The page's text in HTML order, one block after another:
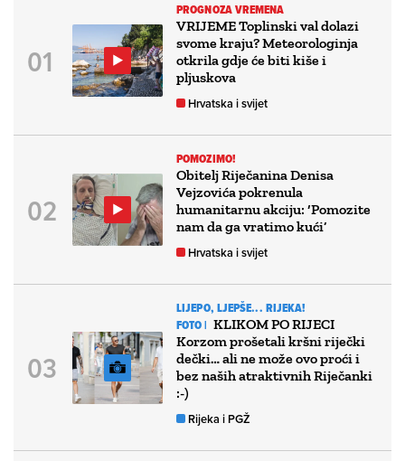
PROGNOZA VREMENA
VRIJEME Toplinski val dolazi
svome kraju? Meteorologinja
otkrila gdje će biti kiše i
pljuskova
Hrvatska i svijet
POMOZIMO!
Obitelj Riječanina Denisa
Vejzovića pokrenula
humanitarnu akciju: ‘Pomozite
nam da ga vratimo kući’
Hrvatska i svijet
LIJEPO, LJEPŠE... RIJEKA!
FOTO | KLIKOM PO RIJECI
Korzom prošetali kršni riječki
dečki… ali ne može ovo proći i
bez naših atraktivnih Riječanki
:-)
Rijeka i PGŽ